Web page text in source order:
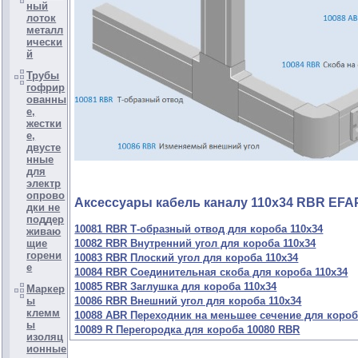
ный
лоток
металл
ически
й
Трубы
гофрир
ованны
е,
жестки
е,
двусте
нные
для
электр
опрово
дки не
поддер
живаю
щие
горени
е
Маркер
ы
клемм
ы
изоляц
ионные
Аксессуары кабель каналу 110х34 RBR
10081 RBR Т-образный отвод для короба 110х34
10082 RBR Внутренний угол для короба 110х34
10083 RBR Плоский угол для короба 110х34
10084 RBR Соединительная скоба для короба 110х34
10085 RBR Заглушка для короба 110х34
10086 RBR Внешний угол для короба 110х34
10088 ABR Переходник на меньшее сечение для
10089 R Перегородка для короба 10080 RBR